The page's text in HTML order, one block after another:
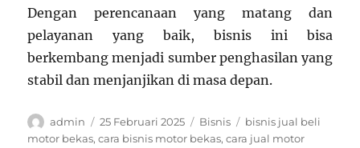
Dengan perencanaan yang matang dan
pelayanan yang baik, bisnis ini bisa
berkembang menjadi sumber penghasilan yang
stabil dan menjanjikan di masa depan.
Author
admin
Posted
on
25 Februari 2025 Categories
Bisnis Tags
bisnis jual beli
motor bekas,cara bisnis motor bekas,cara jual motor